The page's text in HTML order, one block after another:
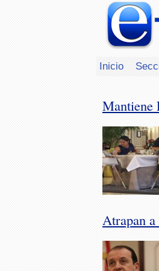
Inicio
Mantiene
Atrapan